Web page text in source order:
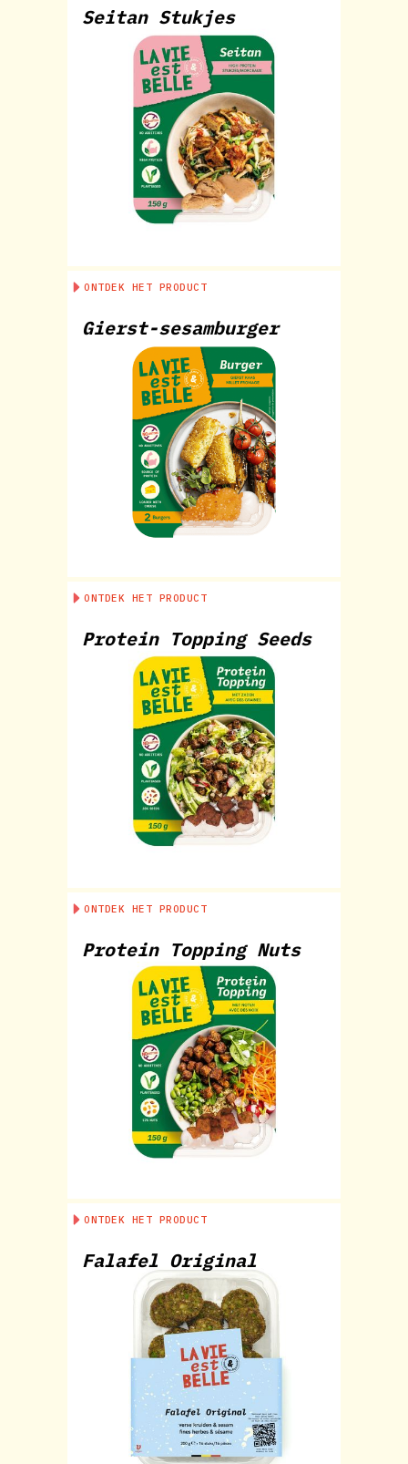
Seitan Stukjes
ONTDEK HET PRODUCT
Gierst-sesamburger
ONTDEK HET PRODUCT
Protein Topping Seeds
ONTDEK HET PRODUCT
Protein Topping Nuts
ONTDEK HET PRODUCT
Falafel Original